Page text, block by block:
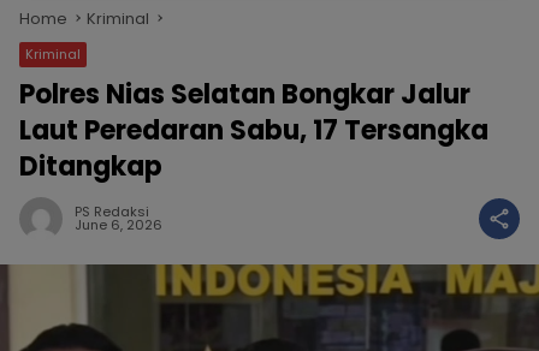
Home Kriminal
Kriminal
Polres Nias Selatan Bongkar Jalur
Laut Peredaran Sabu, 17 Tersangka
Ditangkap
PS Redaksi
June 6, 2026